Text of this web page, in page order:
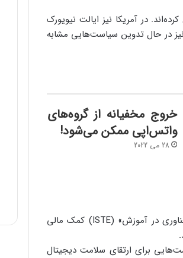
در آمریکا نیز ایالت نیویورک
در حال تدوین سیاست‌هایی مشابه
خروج مخفیانه از گروه‌های
واتس‌اپی ممکن می‌شود!
28 می 2022
در راستای همین رویکرد، پینترست مبلغ یک میلیون دلار به «جامعه بین‌المللی فناوری در آموزش» (ISTE) کمک مالی
برای ارتقای سلامت دیجیتال